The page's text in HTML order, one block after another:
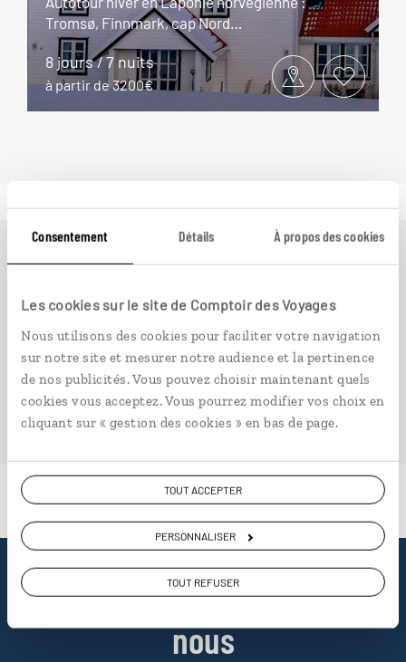
Consentement Détails À propos des cookies
Les cookies sur le site de Comptoir des Voyages
Nous utilisons des cookies pour faciliter votre navigation
sur notre site et mesurer notre audience et la pertinence
de nos publicités. Vous pouvez choisir maintenant quels
cookies vous acceptez. Vous pourrez modifier vos choix en
cliquant sur « gestion des cookies » en bas de page.
TOUT ACCEPTER
PERSONNALISER
TOUT REFUSER
Tromsø, Finnmark, cap Nord…
8 jours / 7 nuits
à partir de 3200€
Ailleursest le magazine web de Comptoir des Voyages.
passionnent les découvertes et rencontres du bout du
monde, il fait naître une irrésistible envie d’aller voir
ailleurs.
PLONGER DANS NOTRE MAGAZINE
Pourquoi voyager avec
nous